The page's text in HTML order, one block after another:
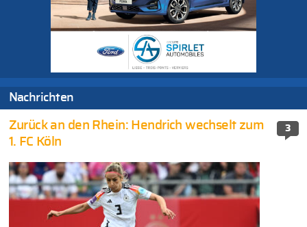
Nachrichten
3
Zurück an den Rhein: Hendrich wechselt zum
1. FC Köln